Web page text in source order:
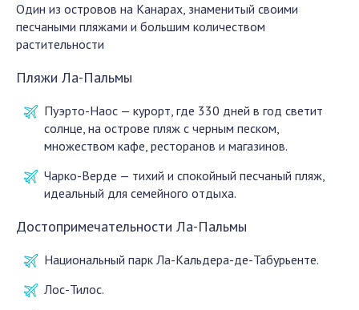
Один из островов на Канарах, знаменитый своими
песчаными пляжами и большим количеством
растительности
Пляжи Ла-Пальмы
Пуэрто-Наос — курорт, где 330 дней в год светит
солнце, на острове пляж с черным песком,
множеством кафе, ресторанов и магазинов.
Чарко-Верде — тихий и спокойный песчаный пляж,
идеальный для семейного отдыха.
Достопримечательности Ла-Пальмы
Национальный парк Ла-Кальдера-де-Табурьенте.
Лос-Тилос.